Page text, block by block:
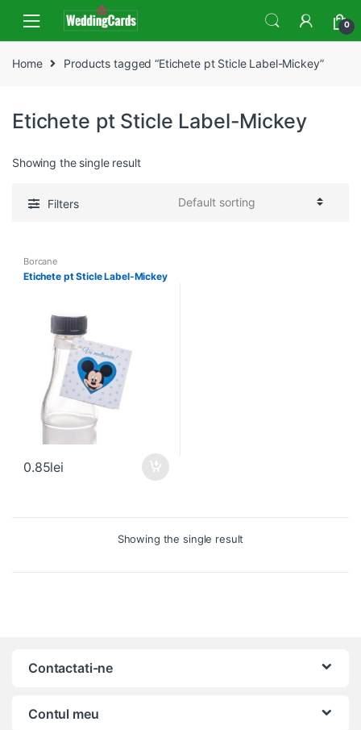
navigation
content
0
Home Products tagged “Etichete pt Sticle Label-Mickey”
Etichete pt Sticle Label-Mickey
Showing the single result
Filters
Borcane
Etichete pt Sticle Label-Mickey
0.85lei
Showing the single result
Contactati-ne
Contul meu